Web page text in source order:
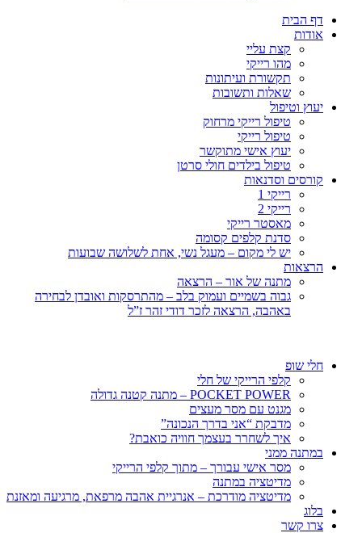
דף הבית
אודות
קצת עליי
מהו רייקי
תקשורת ועיתונות
שאלות ותשובות
יעוץ וטיפול
טיפול רייקי מרחוק
טיפול רייקי
יעוץ אישי מתוקשר
טיפול בילדים חולי סרטן
קורסים וסדנאות
רייקי 1
רייקי 2
מאסטר רייקי
סדנת קלפים קסומה
יש לי מקום – מעגל נשי, אחת לשלושה שבועות
הרצאות
מתנה של אור – הרצאה
גבוה בשמיים ועמוק בלב – מהתרסקות ואובדן לבחירה
באהבה, הרצאה לזכר דודי זהר ז”ל
חלי שופ
קלפי הרייקי של חלי
POCKET POWER – מתנה קטנה גדולה
מגנט עם מסר מעצים
מדבקת “אני בדרך הנכונה”
איך לשחרר בעצמך חוויה כואבת?
במתנה ממני
מסר אישי עבורך – מתוך קלפי הרייקי
מדיטציה במתנה
מדיטציה מודרכת – אנרגיית אהבה מרפאת, מרגיעה ומאזנת
בלוג
צרו קשר